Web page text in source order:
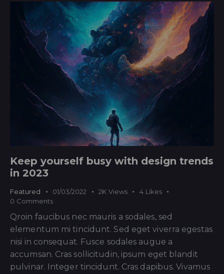
Keep yourself busy with design trends
in 2023
Featured 01/03/2022 2K Views 4 Likes
0 Comments
Qroin faucibus nec mauris a sodales, sed
elementum mi tincidunt. Sed eget viverra egestas
nisi in consequat. Fusce sodales augue a
accumsan. Cras sollicitudin, ipsum eget blandit
pulvinar. Integer tincidunt. Cras dapibus. Vivamus